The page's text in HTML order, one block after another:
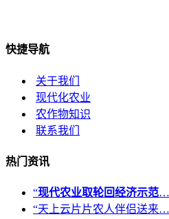
快捷导航
关于我们
现代化农业
农作物知识
联系我们
热门资讯
“现代农业取轮回经济示范…
“天上云片片农人伴侣送来…